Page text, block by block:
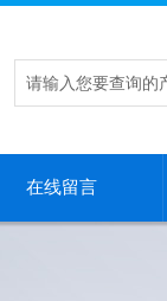
在线留言